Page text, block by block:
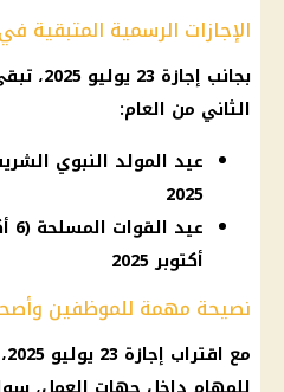
الإجازات الرسمية المتبقية في 2025
بجانب إجازة 23 يوليو 2025
،
الثاني من العام:
2025
أكتوبر 2025
نصيحة مهمة للموظفين
مع اقتراب إجازة 23 يوليو 2025